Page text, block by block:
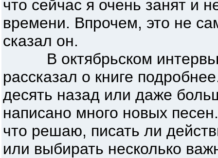
что сейчас я очень занят и
времени. Впрочем, это не
сказал он.
В октябрьском
рассказал о книге
десять назад или даже
написано много новых
что решаю, писать ли
или выбирать несколько